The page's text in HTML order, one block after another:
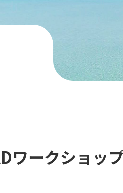
ワークショッ